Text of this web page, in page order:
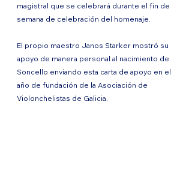
magistral que se celebrará durante el fin de
semana de celebración del homenaje.
El propio maestro Janos Starker mostró su
apoyo de manera personal al nacimiento de
Soncello enviando esta carta de apoyo en el
año de fundación de la Asociación de
Violonchelistas de Galicia.